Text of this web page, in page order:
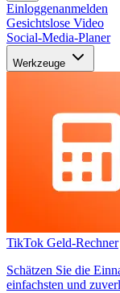
Einloggenanmelden
Gesichtslose Video
Social-Media-Planer
Werkzeuge
TikTok Geld-Rechner
Schätzen Sie die
einfachsten und